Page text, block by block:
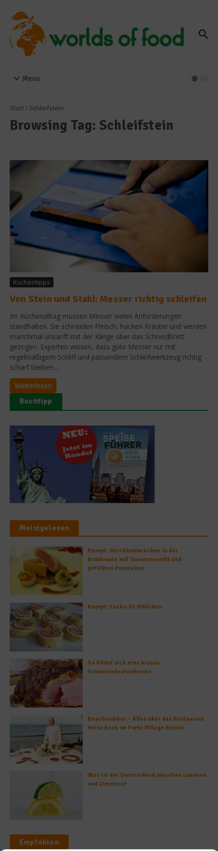
Menu
Start/ Schleifstein
Browsing Tag: Schleifstein
Küchentipps
Von Stein und Stahl: Messer richtig schleifen
Im Küchenalltag müssen Messer vielen Anforderungen
standhalten. Sie schneiden Fleisch, hacken Kräuter und werden
manchmal unsanft mit der Klinge über das Schneidbrett
gezogen. Experten wissen, dass gute Messer nur mit
regelmäßigem Schliff und passendem Schleifwerkzeug richtig
scharf bleiben....
Weiterlesen
Buchtipp
Meistgelesen
Rezept: Deichlammrücken in der
Brotkruste auf Tomatenconfit und
gefüllten Poveraden
Rezept: Lachs-Ei-Röllchen
So bildet sich eine krosse
Schweinebratenkruste
Beachcomber – Alles über das Restaurant
Heinz Beck im Forte Village Resort
Was ist der Unterschied zwischen Limonen
und Limetten?
Empfohlen